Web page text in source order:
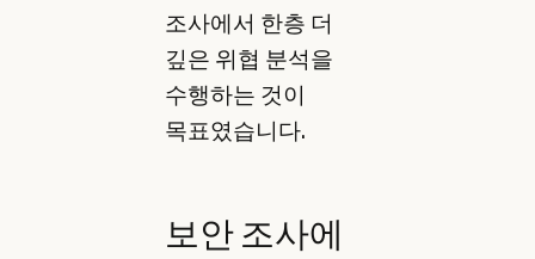
조사에서 한층 더
깊은 위협 분석을
수행하는 것이
목표였습니다.
보안 조사에